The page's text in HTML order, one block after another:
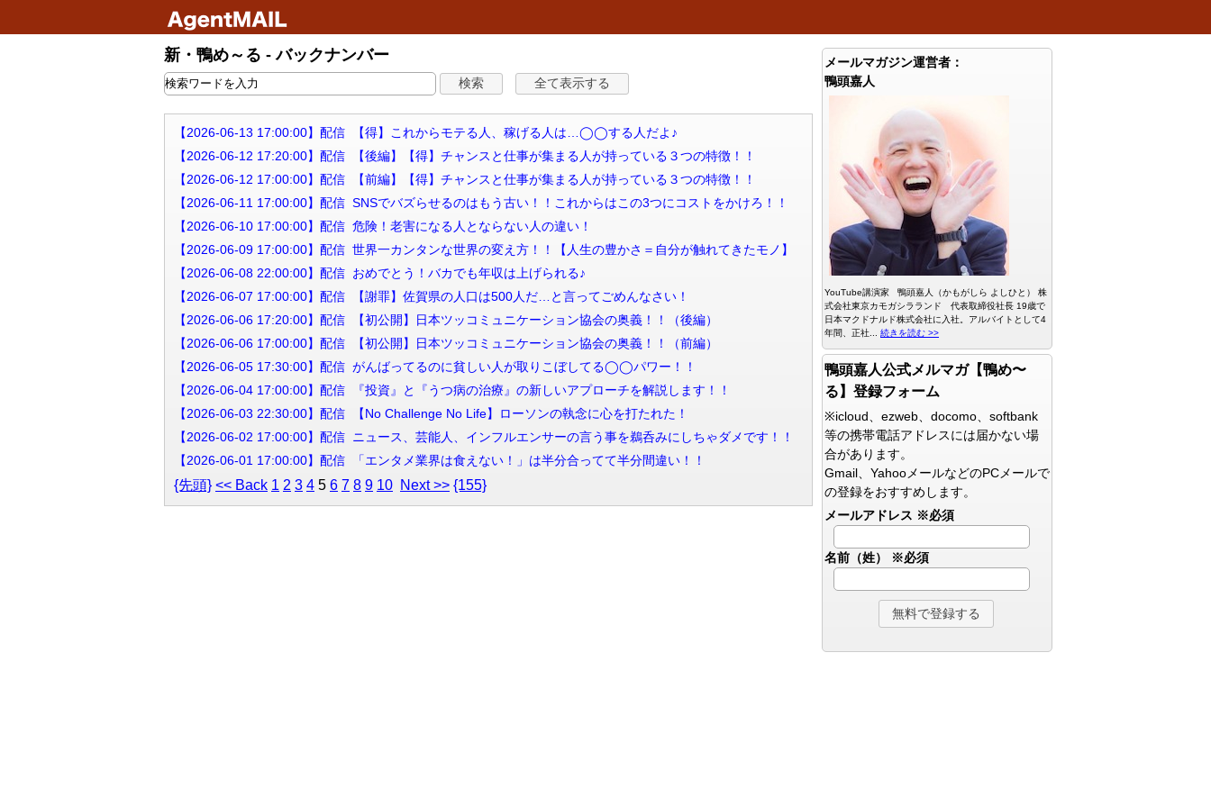
新・鴨め～る - バックナンバー
【2026-06-13 17:00:00】配信 【得】これからモテる人、稼げる人は…◯◯する人だよ♪
【2026-06-12 17:20:00】配信 【後編】【得】チャンスと仕事が集まる人が持っている３つの特徴！！
【2026-06-12 17:00:00】配信 【前編】【得】チャンスと仕事が集まる人が持っている３つの特徴！！
【2026-06-11 17:00:00】配信 SNSでバズらせるのはもう古い！！これからはこの3つにコストをかけろ！！
【2026-06-10 17:00:00】配信 危険！老害になる人とならない人の違い！
【2026-06-09 17:00:00】配信 世界一カンタンな世界の変え方！！【人生の豊かさ＝自分が触れてきたモノ】
【2026-06-08 22:00:00】配信 おめでとう！バカでも年収は上げられる♪
【2026-06-07 17:00:00】配信 【謝罪】佐賀県の人口は500人だ…と言ってごめんなさい！
【2026-06-06 17:20:00】配信 【初公開】日本ツッコミュニケーション協会の奥義！！（後編）
【2026-06-06 17:00:00】配信 【初公開】日本ツッコミュニケーション協会の奥義！！（前編）
【2026-06-05 17:30:00】配信 がんばってるのに貧しい人が取りこぼしてる◯◯パワー！！
【2026-06-04 17:00:00】配信 『投資』と『うつ病の治療』の新しいアプローチを解説します！！
【2026-06-03 22:30:00】配信 【No Challenge No Life】ローソンの執念に心を打たれた！
【2026-06-02 17:00:00】配信 ニュース、芸能人、インフルエンサーの言う事を鵜呑みにしちゃダメです！！
【2026-06-01 17:00:00】配信 「エンタメ業界は食えない！」は半分合ってて半分間違い！！
{先頭} << Back 1 2 3 4 5 6 7 8 9 10 Next >> {155}
メールマガジン運営者：
鴨頭嘉人
YouTube講演家 鴨頭嘉人（かもがしら よしひと） 株
式会社東京カモガシラランド 代表取締役社長 19歳で
日本マクドナルド株式会社に入社。アルバイトとして4
年間、正社... 続きを読む >>
鴨頭嘉人公式メルマガ【鴨め〜
る】登録フォーム
※icloud、ezweb、docomo、softbank
等の携帯電話アドレスには届かない場
合があります。
Gmail、YahooメールなどのPCメールで
の登録をおすすめします。
メールアドレス ※必須
名前（姓） ※必須